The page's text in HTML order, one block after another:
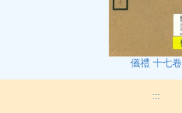
儀禮 十七卷
:::